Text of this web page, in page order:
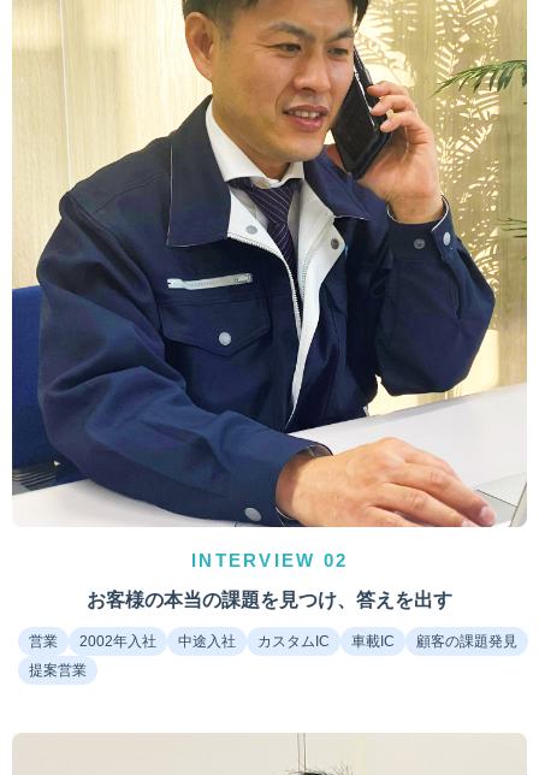
INTERVIEW 02
お客様の本当の課題を見つけ、答えを出す
営業 2002年入社 中途入社 カスタムIC 車載IC
顧客の課題発見
提案営業